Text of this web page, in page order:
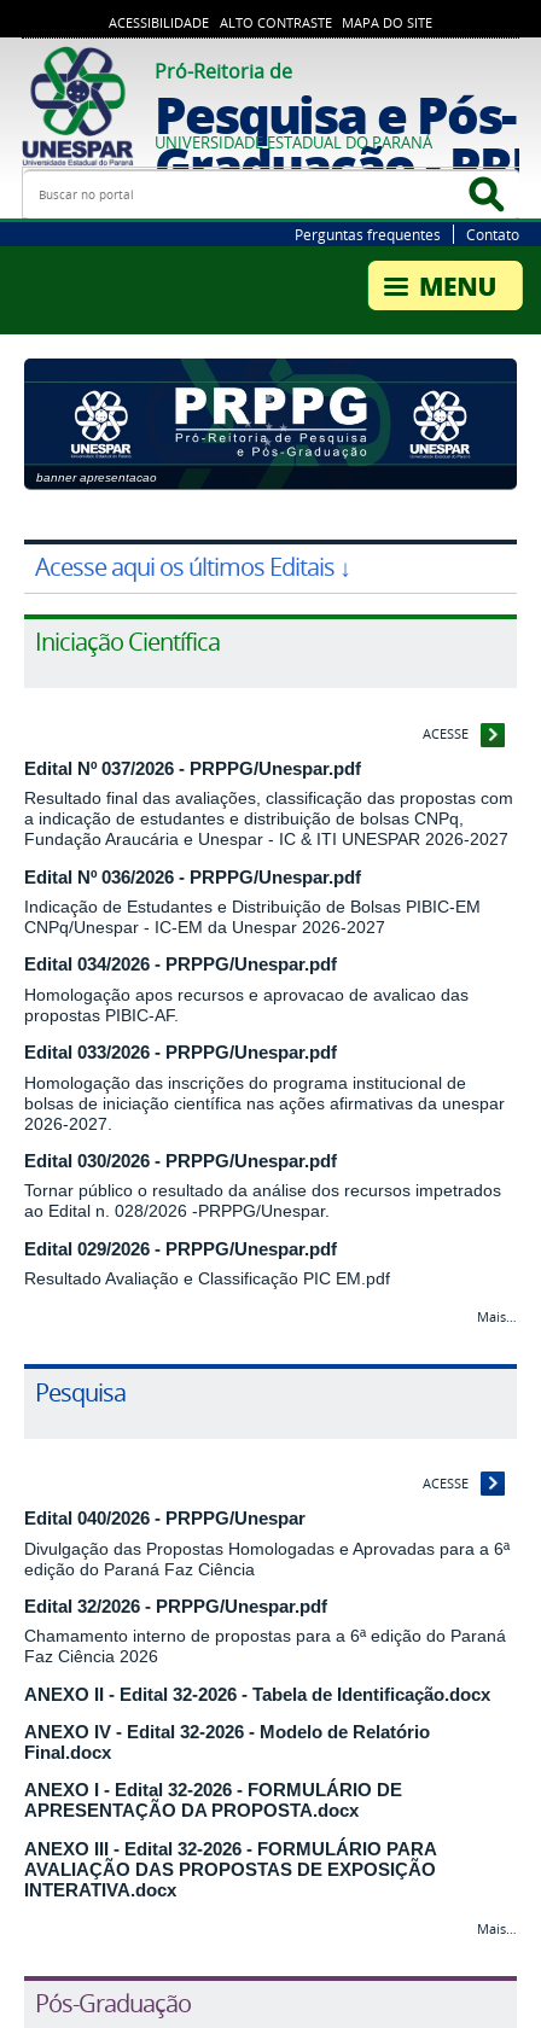
ACESSIBILIDADE ALTO CONTRASTE MAPA DO SITE
Pró-Reitoria de
Pesquisa e Pós-
Graduação -
UNIVERSIDADE ESTADUAL DO PARANÁ
Busca
Perguntas frequentes Contato
banner apresentacao
Acesse aqui os últimos Editais ↓
Iniciação Científica
ACESSE
Edital Nº 037/2026 - PRPPG/Unespar.pdf
Resultado final das avaliações, classificação das propostas com
a indicação de estudantes e distribuição de bolsas CNPq,
Fundação Araucária e Unespar - IC & ITI UNESPAR 2026-2027
Edital Nº 036/2026 - PRPPG/Unespar.pdf
Indicação de Estudantes e Distribuição de Bolsas PIBIC-EM
CNPq/Unespar - IC-EM da Unespar 2026-2027
Edital 034/2026 - PRPPG/Unespar.pdf
Homologação apos recursos e aprovacao de avalicao das
propostas PIBIC-AF.
Edital 033/2026 - PRPPG/Unespar.pdf
Homologação das inscrições do programa institucional de
bolsas de iniciação científica nas ações afirmativas da unespar
2026-2027.
Edital 030/2026 - PRPPG/Unespar.pdf
Tornar público o resultado da análise dos recursos impetrados
ao Edital n. 028/2026 -PRPPG/Unespar.
Edital 029/2026 - PRPPG/Unespar.pdf
Resultado Avaliação e Classificação PIC EM.pdf
Mais…
Pesquisa
ACESSE
Edital 040/2026 - PRPPG/Unespar
Divulgação das Propostas Homologadas e Aprovadas para a 6ª
edição do Paraná Faz Ciência
Edital 32/2026 - PRPPG/Unespar.pdf
Chamamento interno de propostas para a 6ª edição do Paraná
Faz Ciência 2026
ANEXO II - Edital 32-2026 - Tabela de Identificação.docx
ANEXO IV - Edital 32-2026 - Modelo de Relatório
Final.docx
ANEXO I - Edital 32-2026 - FORMULÁRIO DE
APRESENTAÇÃO DA PROPOSTA.docx
ANEXO III - Edital 32-2026 - FORMULÁRIO PARA
AVALIAÇÃO DAS PROPOSTAS DE EXPOSIÇÃO
INTERATIVA.docx
Mais…
Pós-Graduação